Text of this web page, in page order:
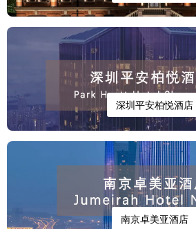
深圳平安柏悦酒店
南京卓美亚酒店